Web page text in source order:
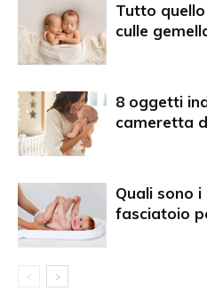
Tutto quello
culle
8 oggetti
cameretta
Quali sono
fasciatoio